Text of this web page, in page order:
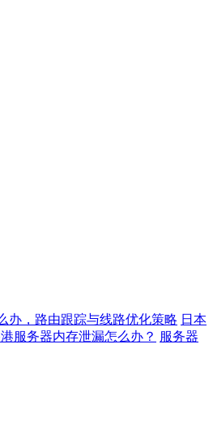
办，路由跟踪与线路优化策略 日本
服务器内存泄漏怎么办？ 服务器